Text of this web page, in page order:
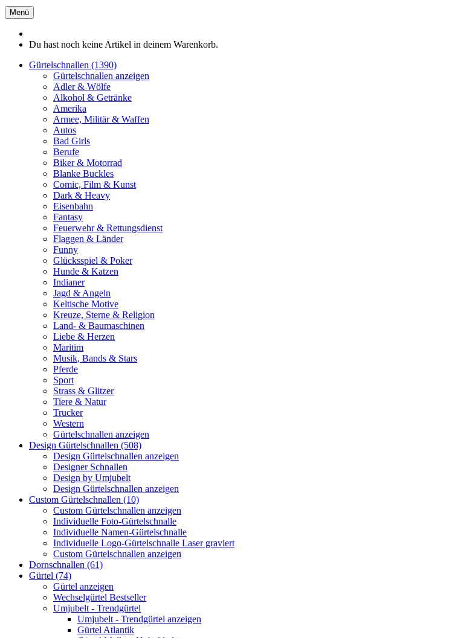
Menü
Du hast noch keine Artikel in deinem Warenkorb.
Gürtelschnallen (1390)
Gürtelschnallen anzeigen
Adler & Wölfe
Alkohol & Getränke
Amerika
Armee, Militär & Waffen
Autos
Bad Girls
Berufe
Biker & Motorrad
Blanke Buckles
Comic, Film & Kunst
Dark & Heavy
Eisenbahn
Fantasy
Feuerwehr & Rettungsdienst
Flaggen & Länder
Funny
Glücksspiel & Poker
Hunde & Katzen
Indianer
Jagd & Angeln
Keltische Motive
Kreuze, Sterne & Religion
Land- & Baumaschinen
Liebe & Herzen
Maritim
Musik, Bands & Stars
Pferde
Sport
Strass & Glitzer
Tiere & Natur
Trucker
Western
Gürtelschnallen anzeigen
Design Gürtelschnallen (508)
Design Gürtelschnallen anzeigen
Designer Schnallen
Design by Umjubelt
Design Gürtelschnallen anzeigen
Custom Gürtelschnallen (10)
Custom Gürtelschnallen anzeigen
Individuelle Foto-Gürtelschnalle
Individuelle Namen-Gürtelschnalle
Individuelle Logo-Gürtelschnalle Laser graviert
Custom Gürtelschnallen anzeigen
Dornschnallen (61)
Gürtel (74)
Gürtel anzeigen
Wechselgürtel Bestseller
Umjubelt - Trendgürtel
Umjubelt - Trendgürtel anzeigen
Gürtel Atlantik